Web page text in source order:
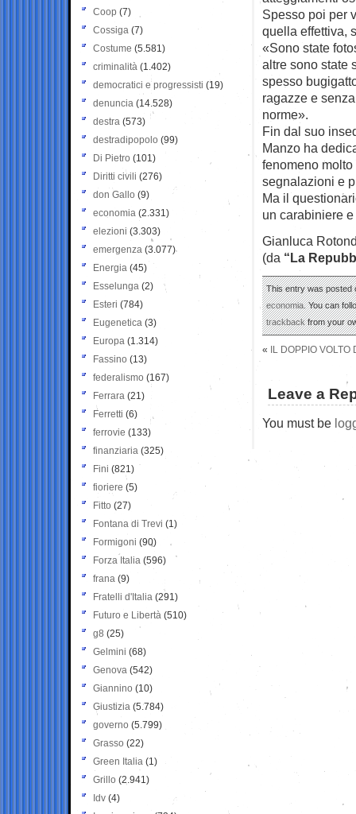
Spesso poi per
quella effettiva,
«Sono state
altre sono state
spesso
ragazze e
norme».
Fin dal suo
Manzo ha
fenomeno
segnalazioni e
Ma il
un carabiniere
Gianluca
(da “La
This entry was posted
economia. You can
trackbackfrom your
« IL DOPPIO
Leave a
You must be
Coop (7)
Cossiga (7)
Costume (5.581)
criminalità (1.402)
democratici e progressisti (19)
denuncia (14.528)
destra (573)
destradipopolo (99)
Di Pietro (101)
Diritti civili (276)
don Gallo (9)
economia (2.331)
elezioni (3.303)
emergenza (3.077)
Energia (45)
Esselunga (2)
Esteri (784)
Eugenetica (3)
Europa (1.314)
Fassino (13)
federalismo (167)
Ferrara (21)
Ferretti (6)
ferrovie (133)
finanziaria (325)
Fini (821)
fioriere (5)
Fitto (27)
Fontana di Trevi (1)
Formigoni (90)
Forza Italia (596)
frana (9)
Fratelli d'Italia (291)
Futuro e Libertà (510)
g8 (25)
Gelmini (68)
Genova (542)
Giannino (10)
Giustizia (5.784)
governo (5.799)
Grasso (22)
Green Italia (1)
Grillo (2.941)
Idv (4)